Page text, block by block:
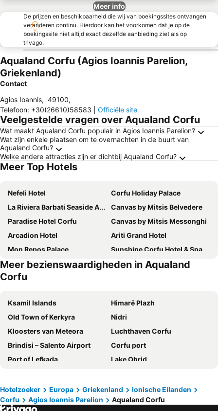
Meer info
De prijzen en beschikbaarheid die wij van boekingssites ontvangen
veranderen continu. Hierdoor kan het voorkomen dat je op de
boekingssite niet altijd exact dezelfde aanbieding ziet als op
trivago.
Aqualand Corfu (Agios Ioannis Parelion,
Griekenland)
Contact
Agios Ioannis, 49100,
Telefoon: +30(26610)58583 Officiële site
Veelgestelde vragen over Aqualand Corfu
Wat maakt Aqualand Corfu populair in Agios Ioannis Parelion?
Wat zijn enkele plaatsen om te overnachten in de buurt van
Aqualand Corfu?
Welke andere attracties zijn er dichtbij Aqualand Corfu?
Meer Top Hotels
Nefeli Hotel
Corfu Holiday Palace
La Riviera Barbati Seaside Apartments
Canvas by Mitsis Belvedere
Paradise Hotel Corfu
Canvas by Mitsis Messonghi
Arcadion Hotel
Ariti Grand Hotel
Mon Repos Palace
Sunshine Corfu Hotel & Spa
Angsana Corfu
Domes of Corfu, Autograph Collection
Mathraki Resort
TRYP by Wyndham Corfu Dassia
Rodostamo Hotel & Spa
Domes Miramare, a Luxury Collection Resort, Corfu
Cavalieri Hotel
Ionian Arches
Paleo ArtNouveau Hotel - Adults Only
Kerkyra Blue Hotel & Spa by Louis Hotels
Hotel Yannis Corfu
Century Resort
Hotel Corfu Secret
Royal
Atlantis Hotel
Fiori Hotel
Dassia Beach
Meer bezienswaardigheden in Aqualand
Corfu
Ksamil Islands
Himarë Plazh
Old Town of Kerkyra
Nidri
Kloosters van Meteora
Luchthaven Corfu
Brindisi – Salento Airport
Corfu port
Port of Lefkada
Lake Ohrid
Lake Ohrid
Luchthaven Aktion
Glyfada Beach
Punta Prosciutto
Hotelzoeker Europa Griekenland
Ionische Eilanden
Corfu
Agios Ioannis Parelion Aqualand Corfu